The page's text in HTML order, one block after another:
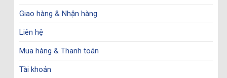
Giao hàng & Nhận hàng
Liên hệ
Mua hàng & Thanh toán
Tài khoản